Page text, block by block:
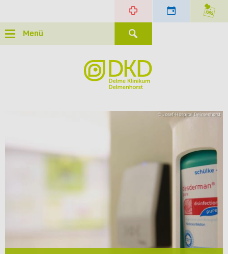
Menü
© Josef-Hospital Delmenhorst